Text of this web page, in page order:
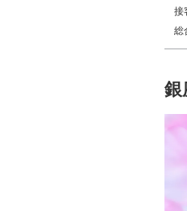
接
総
銀